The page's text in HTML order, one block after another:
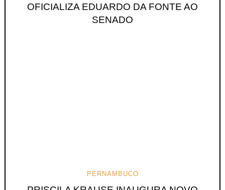
OFICIALIZA EDUARDO DA FONTE AO
SENADO
PERNAMBUCO